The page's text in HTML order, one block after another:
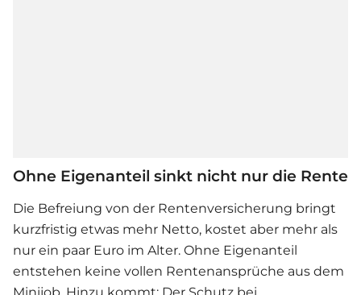
Ohne Eigenanteil sinkt nicht nur die Rente
Die Befreiung von der Rentenversicherung bringt
kurzfristig etwas mehr Netto, kostet aber mehr als
nur ein paar Euro im Alter. Ohne Eigenanteil
entstehen keine vollen Rentenansprüche aus dem